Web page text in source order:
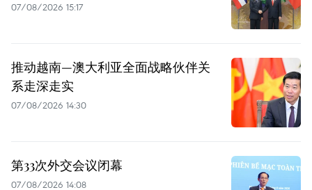
07/08/2026 15:17
推动越南—澳大利亚全面战略伙伴关
系走深走实
07/08/2026 14:30
第33次外交会议闭幕
07/08/2026 14:08